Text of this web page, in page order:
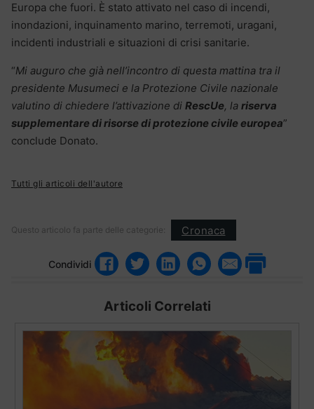
Europa che fuori. È stato attivato nel caso di incendi,
inondazioni, inquinamento marino, terremoti, uragani,
incidenti industriali e situazioni di crisi sanitarie.
“Mi auguro che già nell’incontro di questa mattina tra il
presidente Musumeci e la Protezione Civile nazionale
valutino di chiedere l’attivazione di RescUe, la riserva
supplementare di risorse di protezione civile europea”
conclude Donato.
Tutti gli articoli dell'autore
Questo articolo fa parte delle categorie: Cronaca
Condividi
Articoli Correlati